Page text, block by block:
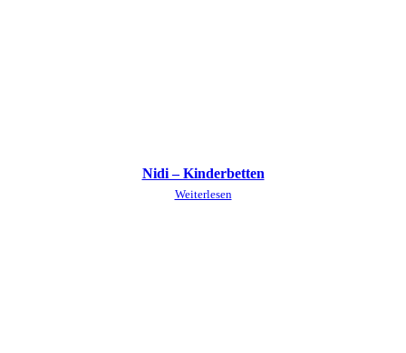
Nidi – Kinderbetten
Weiterlesen